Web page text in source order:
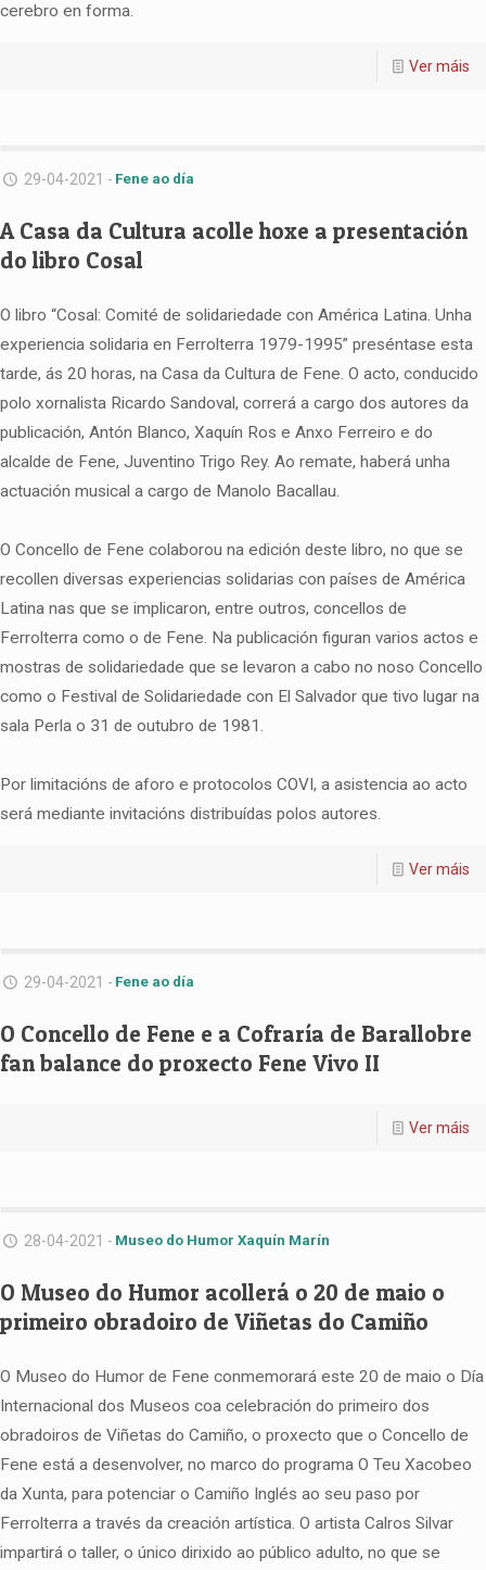
cerebro en forma.
Ver máis
29-04-2021 - Fene ao día
A Casa da Cultura acolle hoxe a presentación
do libro Cosal
O libro “Cosal: Comité de solidariedade con América Latina. Unha
experiencia solidaria en Ferrolterra 1979-1995” preséntase esta
tarde, ás 20 horas, na Casa da Cultura de Fene. O acto, conducido
polo xornalista Ricardo Sandoval, correrá a cargo dos autores da
publicación, Antón Blanco, Xaquín Ros e Anxo Ferreiro e do
alcalde de Fene, Juventino Trigo Rey. Ao remate, haberá unha
actuación musical a cargo de Manolo Bacallau.
O Concello de Fene colaborou na edición deste libro, no que se
recollen diversas experiencias solidarias con países de América
Latina nas que se implicaron, entre outros, concellos de
Ferrolterra como o de Fene. Na publicación figuran varios actos e
mostras de solidariedade que se levaron a cabo no noso Concello
como o Festival de Solidariedade con El Salvador que tivo lugar na
sala Perla o 31 de outubro de 1981.
Por limitacións de aforo e protocolos COVI, a asistencia ao acto
será mediante invitacións distribuídas polos autores.
Ver máis
29-04-2021 - Fene ao día
O Concello de Fene e a Cofraría de Barallobre
fan balance do proxecto Fene Vivo II
Ver máis
28-04-2021 - Museo do Humor Xaquín Marín
O Museo do Humor acollerá o 20 de maio o
primeiro obradoiro de Viñetas do Camiño
O Museo do Humor de Fene conmemorará este 20 de maio o Día
Internacional dos Museos coa celebración do primeiro dos
obradoiros de Viñetas do Camiño, o proxecto que o Concello de
Fene está a desenvolver, no marco do programa O Teu Xacobeo
da Xunta, para potenciar o Camiño Inglés ao seu paso por
Ferrolterra a través da creación artística. O artista Calros Silvar
impartirá o taller, o único dirixido ao público adulto, no que se